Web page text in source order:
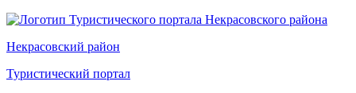
Некрасовский район
Туристический портал